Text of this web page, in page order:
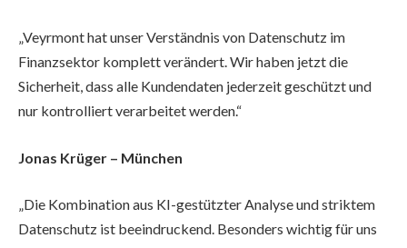
„Veyrmont hat unser Verständnis von Datenschutz im
Finanzsektor komplett verändert. Wir haben jetzt die
Sicherheit, dass alle Kundendaten jederzeit geschützt und
nur kontrolliert verarbeitet werden.“
Jonas Krüger – München
„Die Kombination aus KI-gestützter Analyse und striktem
Datenschutz ist beeindruckend. Besonders wichtig für uns